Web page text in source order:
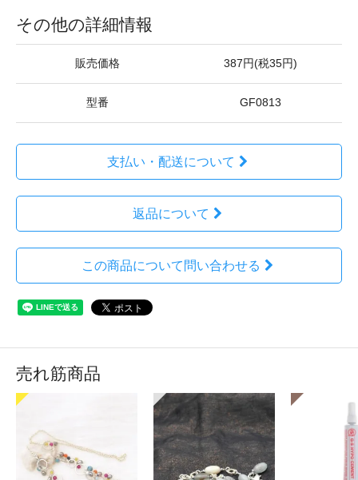
その他の詳細情報
販売価格 387円(税35円)
型番 GF0813
支払い・配送について
返品について
この商品について問い合わせる
売れ筋商品